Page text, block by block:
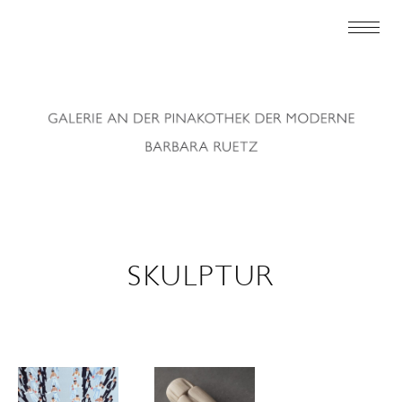
SKULPTUR